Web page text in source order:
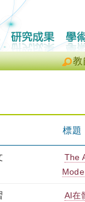
教
標題
The
AI在